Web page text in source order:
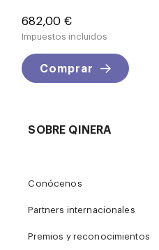
Precio
682,00 €
Impuestos incluidos
Comprar
SOBRE QINERA
Conócenos
Partners internacionales
Premios y reconocimientos